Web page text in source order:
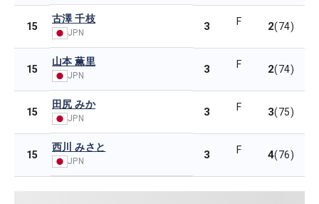
15
古澤 千枝
JPN 3 F 2(74)
15
山本 薫里
JPN 3 F 2(74)
15
田尻 みか
JPN 3 F 3(75)
15
西川 みさと
JPN 3 F 4(76)